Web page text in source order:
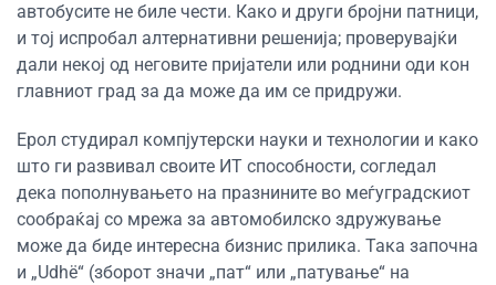
автобусите не биле чести. Како и други бројни патници,
и тој испробал алтернативни решенија; проверувајќи
дали некој од неговите пријатели или роднини оди кон
главниот град за да може да им се придружи.
Ерол студирал компјутерски науки и технологии и како
што ги развивал своите ИТ способности, согледал
дека пополнувањето на празнините во меѓуградскиот
сообраќај со мрежа за автомобилско здружување
може да биде интересна бизнис прилика. Така започна
и „Udhë“ (зборот значи „пат“ или „патување“ на